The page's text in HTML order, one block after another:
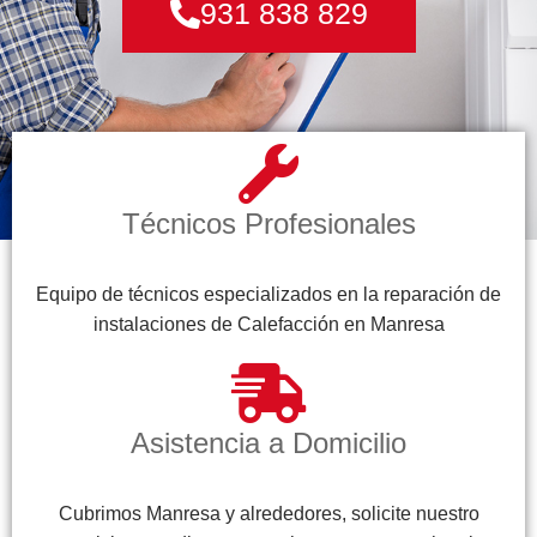
931 838 829
Técnicos Profesionales
Equipo de técnicos especializados en la reparación de
instalaciones de Calefacción en Manresa
Asistencia a Domicilio
Cubrimos Manresa y alrededores, solicite nuestro